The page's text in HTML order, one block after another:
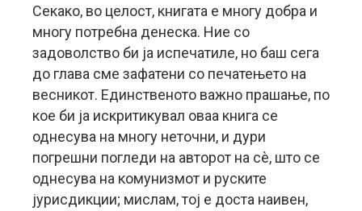
Секако, во целост, книгата е многу добра и
многу потребна денеска. Ние со
задоволство би ја испечатиле, но баш сега
до глава сме зафатени со печатењето на
весникот. Единственото важно прашање, по
кое би ја искритикувал оваа книга се
однесува на многу неточни, и дури
погрешни погледи на авторот на сè, што се
однесува на комунизмот и руските
јурисдикции; мислам, тој е доста наивен,